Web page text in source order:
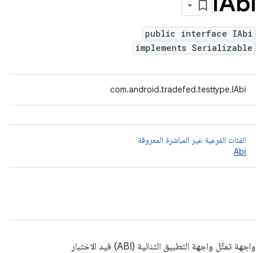
public interface IAbi
implements Serializable
‫com.android.tradefed.testtype.IAbi
الفئات الفرعية غير المباشرة المعروفة
Abi
واجهة تمثّل واجهة التطبيق الثنائية (ABI) قيد الاختبار